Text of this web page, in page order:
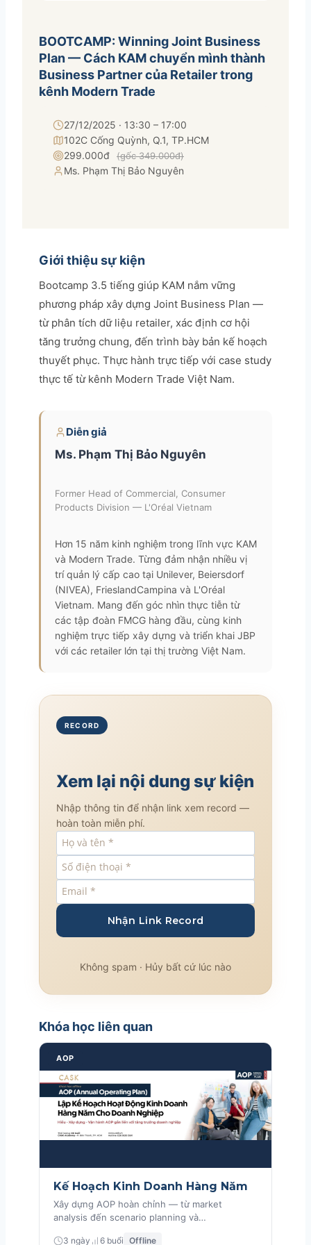
Modern Trade Key Account Management
Quản trị khách hàng trọng điểm kênh hiện đại
LỊCH HỌC
Xem lịch khai giảng tất cả khóa học
BOOTCAMP: Winning Joint Business
Plan — Cách KAM chuyển mình thành
Business Partner của Retailer trong
kênh Modern Trade
27/12/2025 · 13:30 – 17:00
102C Cống Quỳnh, Q.1, TP.HCM
299.000đ
(gốc 349.000đ)
Ms. Phạm Thị Bảo Nguyên
Giới thiệu sự kiện
Bootcamp 3.5 tiếng giúp KAM nắm vững
phương pháp xây dựng Joint Business Plan —
từ phân tích dữ liệu retailer, xác định cơ hội
tăng trưởng chung, đến trình bày bản kế hoạch
thuyết phục. Thực hành trực tiếp với case study
thực tế từ kênh Modern Trade Việt Nam.
Diễn giả
Ms. Phạm Thị Bảo Nguyên
Former Head of Commercial, Consumer
Products Division — L'Oréal Vietnam
Hơn 15 năm kinh nghiệm trong lĩnh vực KAM
và Modern Trade. Từng đảm nhận nhiều vị
trí quản lý cấp cao tại Unilever, Beiersdorf
(NIVEA), FrieslandCampina và L'Oréal
Vietnam. Mang đến góc nhìn thực tiễn từ
các tập đoàn FMCG hàng đầu, cùng kinh
nghiệm trực tiếp xây dựng và triển khai JBP
với các retailer lớn tại thị trường Việt Nam.
RECORD
Xem lại nội dung sự kiện
Nhập thông tin để nhận link xem record —
hoàn toàn miễn phí.
Nhận Link Record
Không spam · Hủy bất cứ lúc nào
Khóa học liên quan
AOP
Kế Hoạch Kinh Doanh Hàng Năm
Xây dựng AOP hoàn chỉnh — từ market
analysis đến scenario planning và
3 ngày 6 buổi Offline